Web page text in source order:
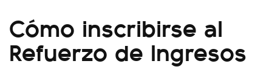
Cómo inscribirse al
Refuerzo de Ingresos